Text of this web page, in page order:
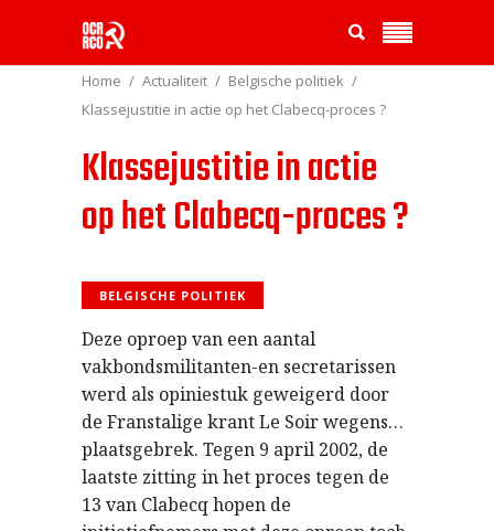
Home Actualiteit
Belgische politiek
Klassejustitie in actie op het Clabecq-proces ?
Klassejustitie in actie
op het Clabecq-proces ?
BELGISCHE POLITIEK
Deze oproep van een aantal
vakbondsmilitanten-en secretarissen
werd als opiniestuk geweigerd door
de Franstalige krant Le Soir wegens…
plaatsgebrek. Tegen 9 april 2002, de
laatste zitting in het proces tegen de
13 van Clabecq hopen de